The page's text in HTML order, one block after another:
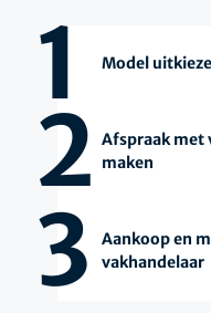
1 Model
2 Afspraak met
maken
3
Aankoop en
vakhandelaar